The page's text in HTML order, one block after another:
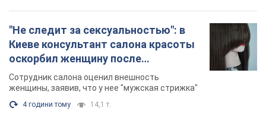
"Не следит за сексуальностью": в
Киеве консультант салона красоты
оскорбил женщину после
химиотерапии, разгорелся скандал.
Фото
Сотрудник салона оценил внешность
женщины, заявив, что у нее "мужская стрижка"
4 години тому 14,1 т.